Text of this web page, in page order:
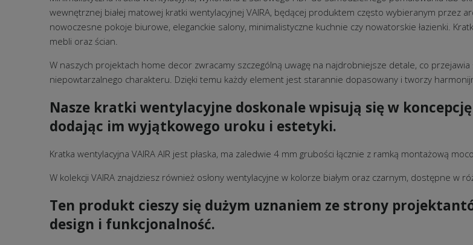
wewnętrznej białej matowej kratki wentylacyjnej VAIRA, będącej produktem często wybieranym przez
nowoczesne pokoje biurowe, eleganckie salony, minimalistyczne kuchnie czy nowatorskie łazienki.
mebli oraz ścian.
W naszych projektach home decor zwracamy szczególną uwagę na najdrobniejsze detale, co
niepowtarzalnego charakteru. Dzięki temu każdy element jest starannie dopasowany i tworzy
Nasze kratki wentylacyjne doskonale wpisują się w
dodając im wyjątkowego uroku i estetyki.
Kratka wentylacyjna VAIRA AIR jest płaska, ma zaledwie 4 mm grubości łącznie z ramką montażową
W kolekcji VAIRA znajdziesz również osłony wentylacyjne w kolorze białym oraz czarnym, dostępne w
Ten produkt cieszy się dużym uznaniem ze strony
design i funkcjonalność.